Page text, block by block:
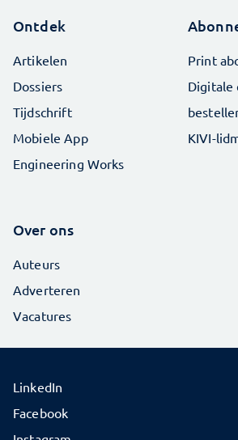
Ontdek
Artikelen
Dossiers
Tijdschrift
Mobiele App
Engineering Works
Print
Digitale
KIVI-
Over ons
Auteurs
Adverteren
Vacatures
LinkedIn
Facebook